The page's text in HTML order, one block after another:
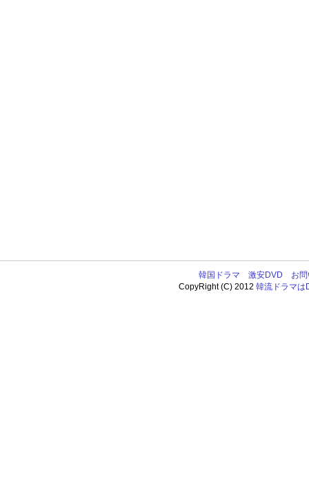
韓国ドラマ 激安DVD
お
CopyRight (C) 2012韓流ドラマは